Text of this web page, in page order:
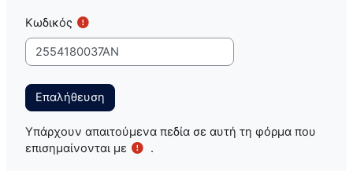
Κωδικός
Υπάρχουν απαιτούμενα πεδία σε αυτή τη φόρμα που
επισημαίνονται με
.